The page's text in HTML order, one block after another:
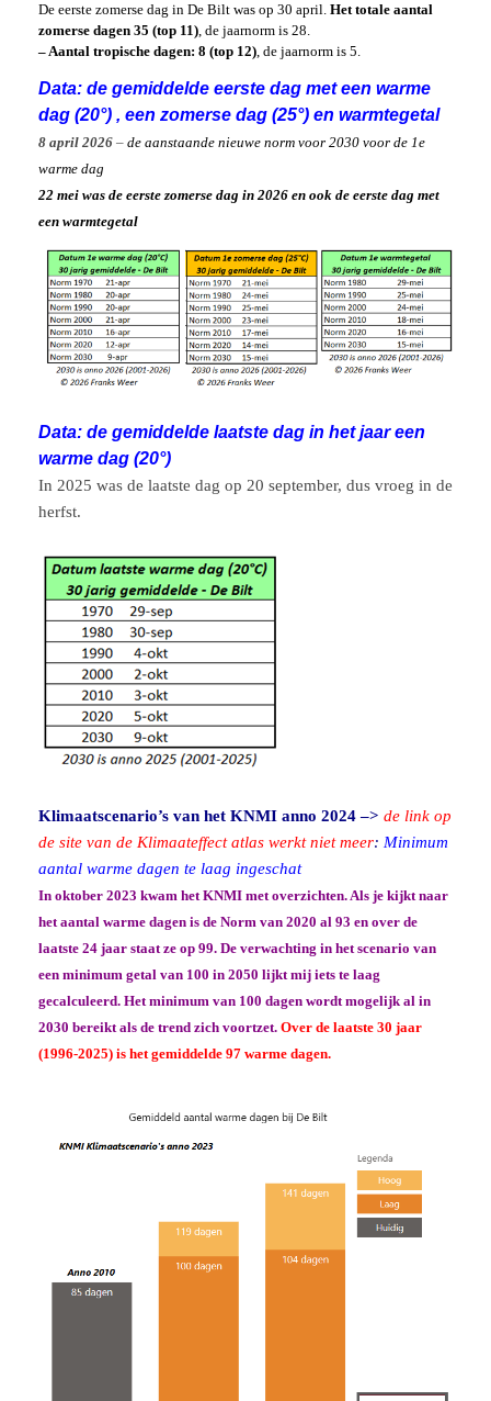
De eerste zomerse dag in De Bilt was op 30 april. Het totale aantal
zomerse dagen 35 (top 11), de jaarnorm is 28.
– Aantal tropische dagen: 8 (top 12), de jaarnorm is 5.
Data: de gemiddelde eerste dag met een warme
dag (20°) , een zomerse dag (25°) en warmtegetal
8 april 2026 – de aanstaande nieuwe norm voor 2030 voor de 1e
warme dag
22 mei was de eerste zomerse dag in 2026 en ook de eerste dag met
een warmtegetal
Data: de gemiddelde laatste dag in het jaar een
warme dag (20°)
In 2025 was de laatste dag op 20 september, dus vroeg in de
herfst.
Klimaatscenario’s van het KNMI anno 2024 –> de link op
de site van de Klimaateffect atlas werkt niet meer: Minimum
aantal warme dagen te laag ingeschat
In oktober 2023 kwam het KNMI met overzichten. Als je kijkt naar
het aantal warme dagen is de Norm van 2020 al 93 en over de
laatste 24 jaar staat ze op 99. De verwachting in het scenario van
een minimum getal van 100 in 2050 lijkt mij iets te laag
gecalculeerd. Het minimum van 100 dagen wordt mogelijk al in
2030 bereikt als de trend zich voortzet. Over de laatste 30 jaar
(1996-2025) is het gemiddelde 97 warme dagen.